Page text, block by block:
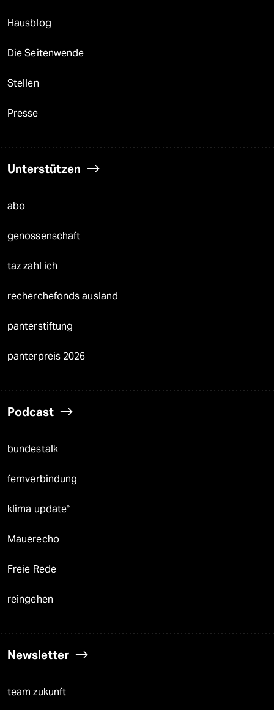
Hausblog
Die Seitenwende
Stellen
Presse
Unterstützen
abo
genossenschaft
taz zahl ich
recherchefonds ausland
panterstiftung
panterpreis 2026
Podcast
bundestalk
fernverbindung
klima update°
Mauerecho
Freie Rede
reingehen
Newsletter
team zukunft